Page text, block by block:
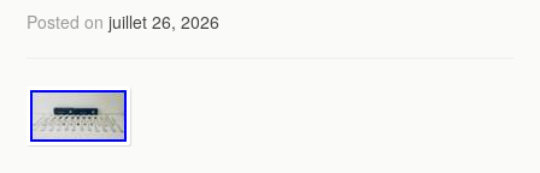
Posted onjuillet 26, 2026